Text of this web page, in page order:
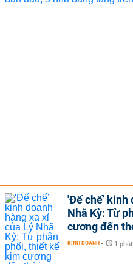
'Đế chế’ kinh
Nhã Kỳ: Từ
cương đến
KINH DOANH - 1